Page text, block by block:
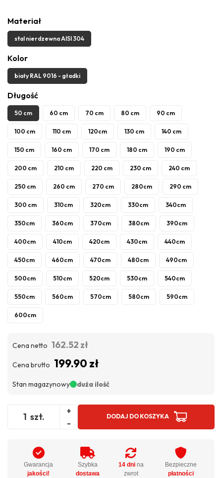
Materiał
stal nierdzewna AISI 304
Kolor
biały RAL 9016 - gładki
Długość
50 cm 60 cm 70 cm 80 cm 90 cm
100 cm 110 cm 120cm 130 cm 140 cm
150 cm 160 cm 170 cm 180 cm 190 cm
200 cm 210 cm 220 cm 230 cm 240 cm
250 cm 260 cm 270 cm 280cm 290 cm
300 cm 310cm 320cm 330cm 340cm
350cm 360cm 370cm 380cm 390cm
400cm 410cm 420cm 430cm 440cm
450cm 460cm 470cm 480cm 490cm
500cm 510cm 520cm 530cm 540cm
550cm 560cm 570cm 580cm 590cm
600cm
Cena netto 162.52 zł
Cena brutto 199.90 zł
Stan magazynowy duża ilość
szt.
+
-
DODAJ DO KOSZYKA
Gwarancja
jakości!
Szybka
dostawa
14 dnina
zwrot
Bezpieczne
płatności